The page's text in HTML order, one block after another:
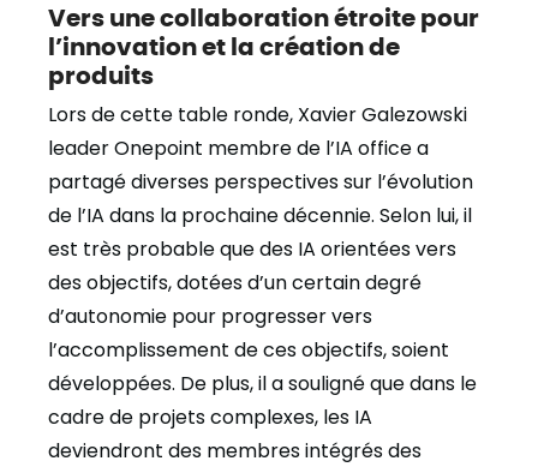
Vers une collaboration étroite pour
l’innovation et la création de
produits
Lors de cette table ronde, Xavier Galezowski
leader Onepoint membre de l’IA office a
partagé diverses perspectives sur l’évolution
de l’IA dans la prochaine décennie. Selon lui, il
est très probable que des IA orientées vers
des objectifs, dotées d’un certain degré
d’autonomie pour progresser vers
l’accomplissement de ces objectifs, soient
développées. De plus, il a souligné que dans le
cadre de projets complexes, les IA
deviendront des membres intégrés des